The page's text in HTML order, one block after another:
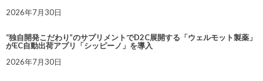
2026年7月30日
“独自開発こだわり”のサプリメントでD2C展開する「ウェルモット製薬」
がEC自動出荷アプリ「シッピーノ」を導入
2026年7月30日